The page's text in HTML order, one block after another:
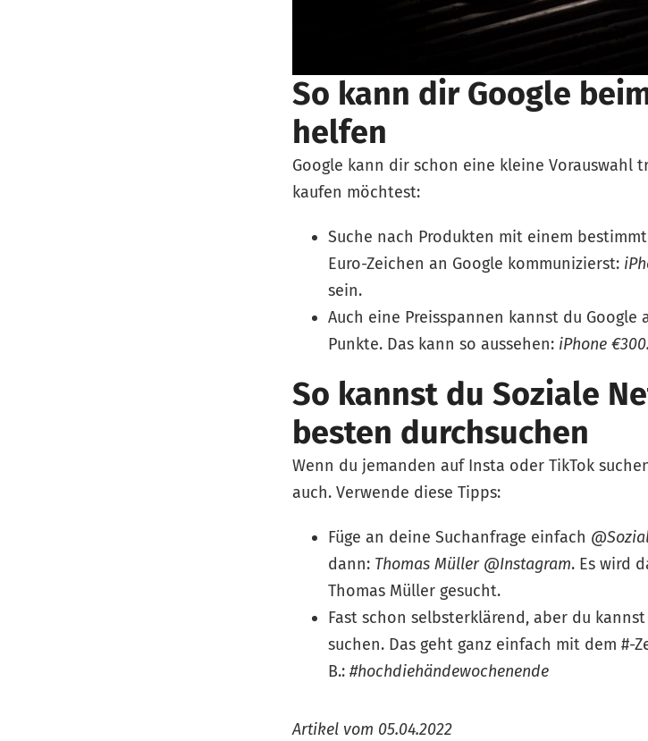
So kann dir Google
helfen
Google kann dir schon eine kleine Vorauswahl
kaufen möchtest:
Suche nach Produkten mit einem
Euro-Zeichen an Google kommunizierst:
sein.
Auch eine Preisspannen kannst du Google
Punkte. Das kann so aussehen: iPhone
So kannst du Soziale
besten durchsuchen
Wenn du jemanden auf Insta oder TikTok
auch. Verwende diese Tipps:
Füge an deine Suchanfrage einfach
dann: Thomas Müller @Instagram. Es wird
Thomas Müller gesucht.
Fast schon selbsterklärend, aber du
suchen. Das geht ganz einfach mit dem #-
B.: #hochdiehändewochenende
Artikel vom 05.04.2022